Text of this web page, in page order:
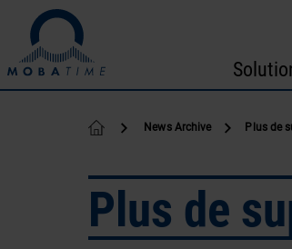
Passer au contenu
News Archive Plus de
Plus de